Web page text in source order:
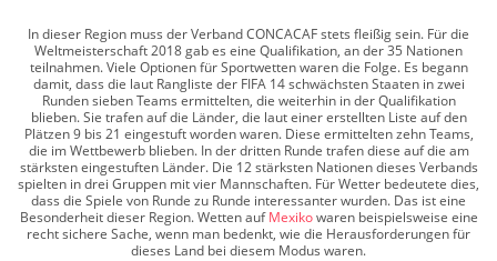
In dieser Region muss der Verband CONCACAF stets fleißig sein. Für die
Weltmeisterschaft 2018 gab es eine Qualifikation, an der 35 Nationen
teilnahmen. Viele Optionen für Sportwetten waren die Folge. Es begann
damit, dass die laut Rangliste der FIFA 14 schwächsten Staaten in zwei
Runden sieben Teams ermittelten, die weiterhin in der Qualifikation
blieben. Sie trafen auf die Länder, die laut einer erstellten Liste auf den
Plätzen 9 bis 21 eingestuft worden waren. Diese ermittelten zehn Teams,
die im Wettbewerb blieben. In der dritten Runde trafen diese auf die am
stärksten eingestuften Länder. Die 12 stärksten Nationen dieses Verbands
spielten in drei Gruppen mit vier Mannschaften. Für Wetter bedeutete dies,
dass die Spiele von Runde zu Runde interessanter wurden. Das ist eine
Besonderheit dieser Region. Wetten aufMexikowaren beispielsweise eine
recht sichere Sache, wenn man bedenkt, wie die Herausforderungen für
dieses Land bei diesem Modus waren.